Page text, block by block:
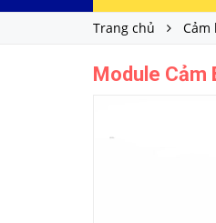
Trang chủ Cảm
Module Cảm